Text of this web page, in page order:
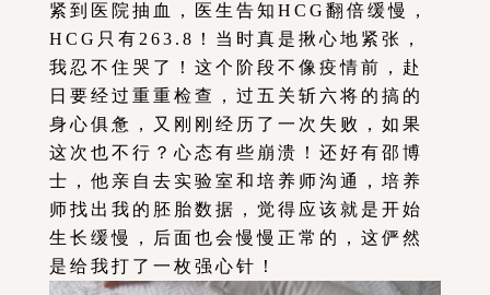
紧到医院抽血，医生告知HCG翻倍缓慢，
HCG只有263.8！当时真是揪心地紧张，
我忍不住哭了！这个阶段不像疫情前，赴
日要经过重重检查，过五关斩六将的搞的
身心俱惫，又刚刚经历了一次失败，如果
这次也不行？心态有些崩溃！还好有邵博
士，他亲自去实验室和培养师沟通，培养
师找出我的胚胎数据，觉得应该就是开始
生长缓慢，后面也会慢慢正常的，这俨然
是给我打了一枚强心针！